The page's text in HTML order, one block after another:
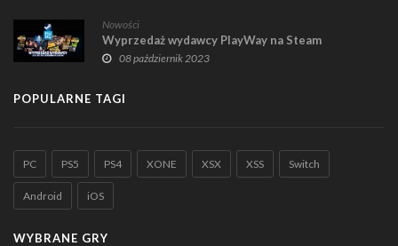
Nowości
Wyprzedaż wydawcy PlayWay na Steam
08 październik 2023
POPULARNE TAGI
PC PS5 PS4 XONE XSX XSS Switch
Android iOS
WYBRANE GRY